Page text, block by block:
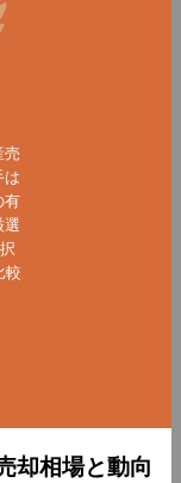
売
有
選
較
却相場と動向